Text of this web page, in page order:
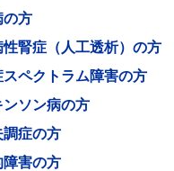
方
腎症（人工透析）の方
ペクトラム障害の方
ソン病の方
症の方
害の方